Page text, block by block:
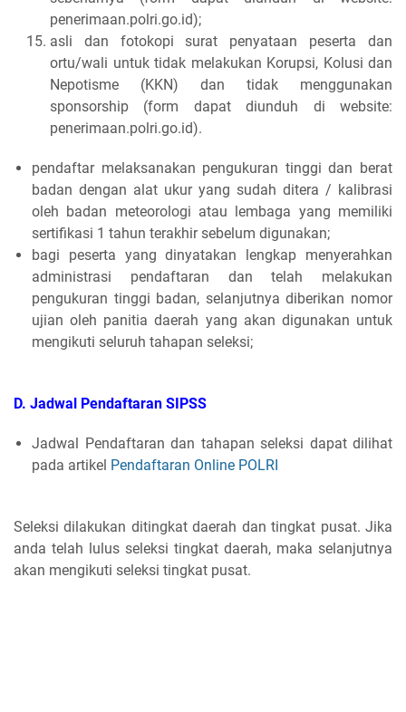
penerimaan.polri.go.id);
asli dan fotokopi surat penyataan peserta dan
ortu/wali untuk tidak melakukan Korupsi, Kolusi dan
Nepotisme (KKN) dan tidak menggunakan
sponsorship (form dapat diunduh di website:
penerimaan.polri.go.id).
pendaftar melaksanakan pengukuran tinggi dan berat
badan dengan alat ukur yang sudah ditera / kalibrasi
oleh badan meteorologi atau lembaga yang memiliki
sertifikasi 1 tahun terakhir sebelum digunakan;
bagi peserta yang dinyatakan lengkap menyerahkan
administrasi pendaftaran dan telah melakukan
pengukuran tinggi badan, selanjutnya diberikan nomor
ujian oleh panitia daerah yang akan digunakan untuk
mengikuti seluruh tahapan seleksi;
D. Jadwal Pendaftaran SIPSS
Jadwal Pendaftaran dan tahapan seleksi dapat dilihat
pada artikel Pendaftaran Online POLRI
Seleksi dilakukan ditingkat daerah dan tingkat pusat. Jika
anda telah lulus seleksi tingkat daerah, maka selanjutnya
akan mengikuti seleksi tingkat pusat.